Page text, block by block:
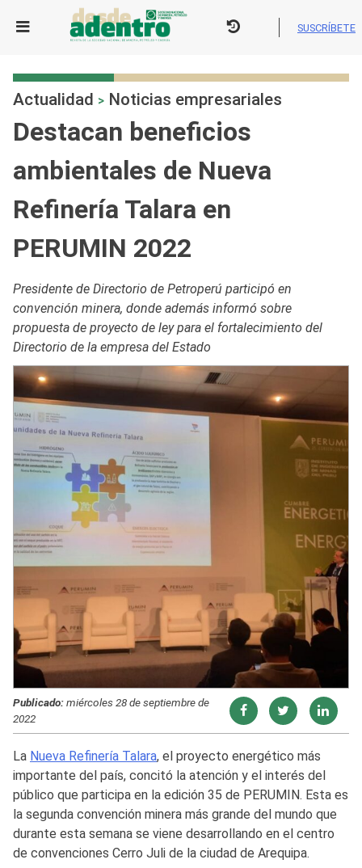
SUSCRÍBETE
Actualidad > Noticias empresariales
Destacan beneficios
ambientales de Nueva
Refinería Talara en
PERUMIN 2022
Presidente de Directorio de Petroperú participó en
convención minera, donde además informó sobre
propuesta de proyecto de ley para el fortalecimiento del
Directorio de la empresa del Estado
Publicado:miércoles 28 de septiembre de
2022
La Nueva Refinería Talara, el proyecto energético más
importante del país, concitó la atención y el interés del
público que participa en la edición 35 de PERUMIN. Esta es
la segunda convención minera más grande del mundo que
durante esta semana se viene desarrollando en el centro
de convenciones Cerro Juli de la ciudad de Arequipa.